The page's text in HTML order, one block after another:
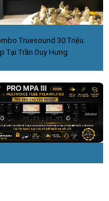
Truesound 30 Triệu.
Tại Trần Duy Hưng